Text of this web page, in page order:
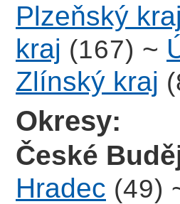
Plzeňský kraj
kraj (167) ~
Zlínský kraj
Okresy:
České
Hradec (49)